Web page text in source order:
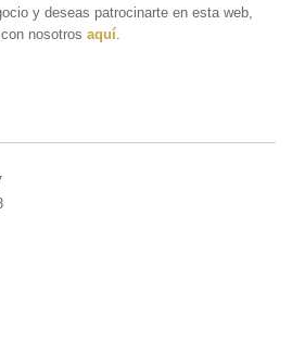
y deseas patrocinarte en esta web,
nosotros aquí